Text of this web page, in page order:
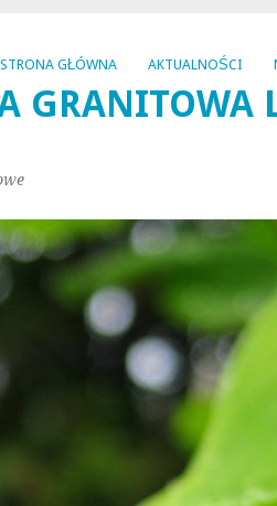
STRONA GŁÓWNA AKTUALNOŚCI
GRANITOWA